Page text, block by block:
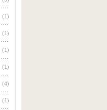
(1)
(1)
(1)
(1)
(4)
(1)